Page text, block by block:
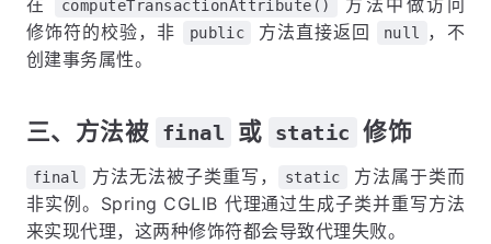
在
computeTransactionAttribute()
方法中做访问
修饰符的校验，非
public 方法直接返回 null
，不
创建事务属性。
三、方法被 final 或 static 修饰
final 方法无法被子类重写， static
方法属于类而
非实例。Spring CGLIB 代理通过生成子类并重写方法
来实现代理，这两种修饰符都会导致代理失败。